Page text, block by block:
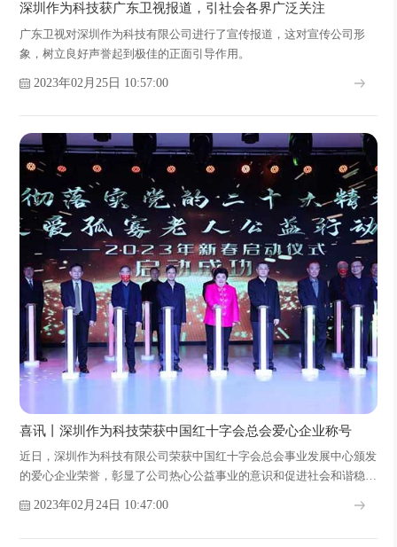
深圳作为科技获广东卫视报道，引社会各界广泛关注
广东卫视对深圳作为科技有限公司进行了宣传报道，这对宣传公司形
象，树立良好声誉起到极佳的正面引导作用。
2023年02月25日 10:57:00
喜讯丨深圳作为科技荣获中国红十字会总会爱心企业称号
近日，深圳作为科技有限公司荣获中国红十字会总会事业发展中心颁发
的爱心企业荣誉，彰显了公司热心公益事业的意识和促进社会和谐稳定
2023年02月24日 10:47:00